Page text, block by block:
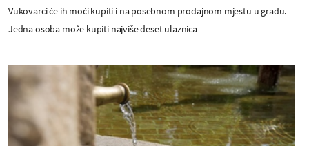
Vukovarci će ih moći kupiti i na posebnom prodajnom mjestu u gradu.
Jedna osoba može kupiti najviše deset ulaznica